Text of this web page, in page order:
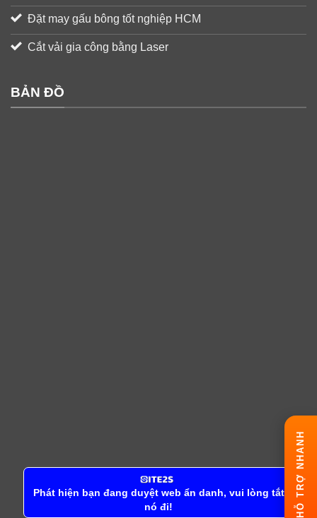
HỖ TRỢ NHANH
Đặt may gấu bông tốt nghiệp HCM
Cắt vải gia công bằng Laser
BẢN ĐỒ